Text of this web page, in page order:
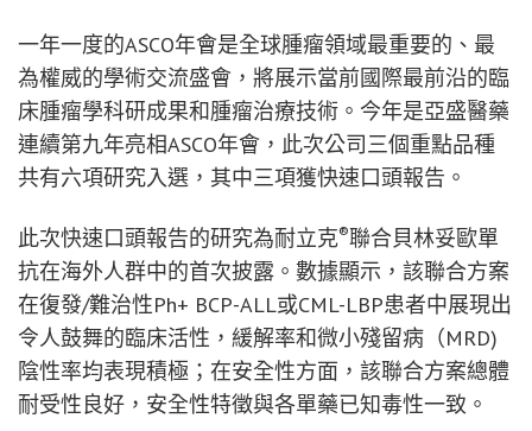
一年一度的ASCO年會是全球腫瘤領域最重要的、最
為權威的學術交流盛會，將展示當前國際最前沿的臨
床腫瘤學科研成果和腫瘤治療技術。今年是亞盛醫藥
連續第九年亮相ASCO年會，此次公司三個重點品種
共有六項研究入選，其中三項獲快速口頭報告。
此次快速口頭報告的研究為耐立克®聯合貝林妥歐單
抗在海外人群中的首次披露。數據顯示，該聯合方案
在復發/難治性Ph+ BCP-ALL或CML-LBP患者中展現出
令人鼓舞的臨床活性，緩解率和微小殘留病（MRD)
陰性率均表現積極；在安全性方面，該聯合方案總體
耐受性良好，安全性特徵與各單藥已知毒性一致。